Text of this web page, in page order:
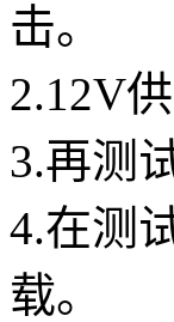
击。
2.12V
3.再测
4.在测
载。